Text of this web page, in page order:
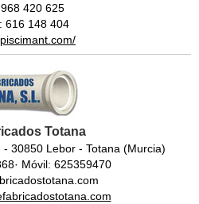
420 625
616 148 404
Totana
30850 Lebor - Totana (Murcia)
Móvil: 625359470